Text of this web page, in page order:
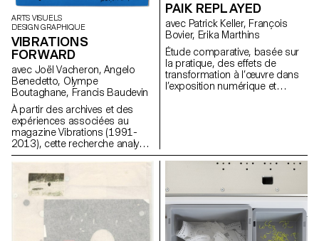
ARTS VISUELS
DESIGN GRAPHIQUE
VIBRATIONS
FORWARD
avec Joël Vacheron, Angelo
Benedetto, Olympe
Boutaghane, Francis Baudevin
À partir des archives et des
expériences associées au
magazine Vibrations (1991-
2013), cette recherche analyse
comment les contenus textuels,
photographiques du magazine
permettent de penser les défis
pour communiquer à propos
des musiques populaires
aujourd’hui.
PAIK REPLAYED
avec Patrick Keller, François
Bovier, Erika Marthins
Étude comparative, basée sur
la pratique, des effets de
transformation à l’œuvre dans
l’exposition numérique et